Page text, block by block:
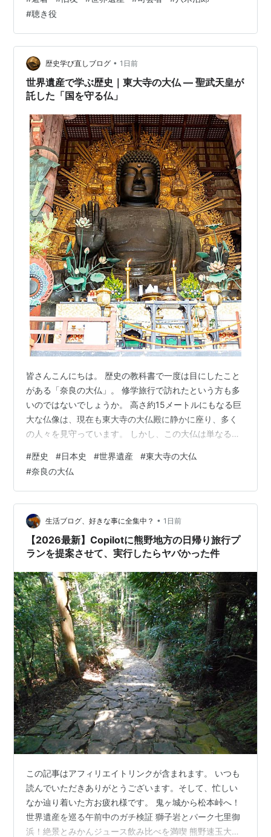
る。お互いたいていのことは知っている、というのは嘘
だ。錯覚だ。自己陶酔である。互いの人生の核心につい
ちゃあ、たいして知ってはいない。おりに触れて概略を
聴きかじっているていどだ。 日本では作品にあまり値が
つかぬそうだが、アメリカの画商は今でも買ってくれる
という画家がいる。家族と別居して北関東のアト…
#聴き役
歴史学び直しブログ • 1日前
世界遺産で学ぶ歴史｜東大寺の大仏 ― 聖武天皇が
託した「国を守る仏」
皆さんこんにちは。 歴史の教科書で一度は目にしたこと
がある「奈良の大仏」。 修学旅行で訪れたという方も多
いのではないでしょうか。 高さ約15メートルにもなる巨
大な仏像は、現在も東大寺の大仏殿に静かに座り、多く
の人々を見守っています。 しかし、この大仏は単なる大
直面していた危機と、それを乗り越えようとした一人の
天皇の願いが込められていました。 今回は、世界遺産・
東大寺の大仏を通して、奈良時代の歴史をたどってみま
しょう。 目次 東大寺の大仏とは？ 国を襲った災害と混
乱 国家の力を結集した一大事業 大仏が日本の歴史に与え
た影響 なぜ世界遺産に登録さ…
#歴史 #日本史 #世界遺産 #東大寺の大仏
#奈良の大仏
生活ブログ、好きな事に全集中？ • 1日前
【2026最新】Copilotに熊野地方の日帰り旅行プ
ランを提案させて、実行したらヤバかった件
この記事はアフィリエイトリンクが含まれます。 いつも
読んでいただきありがとうございます。そして、忙しい
なか辿り着いた方お疲れ様です。 鬼ヶ城から松本峠へ！
世界遺産を巡る午前中のガチ検証 獅子岩とパーク七里御
浜！絶景とみかんジュース飲み比べを満喫 熊野速玉大社